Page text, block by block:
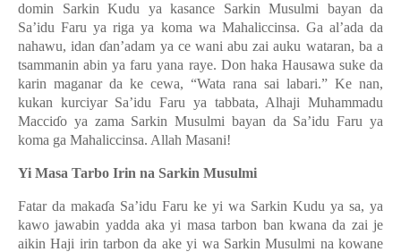
domin Sarkin Kudu ya kasance Sarkin Musulmi bayan da
Sa’idu Faru ya riga ya koma wa Mahaliccinsa. Ga al’ada da
nahawu, idanɗan’adam ya ce wani abu zai auku wataran, ba a
tsammanin abin ya faru yana raye. Don haka Hausawa suke da
karin maganar da ke cewa, “Wata rana sai labari.” Ke nan,
kukan kurciyar Sa’idu Faru ya tabbata, Alhaji Muhammadu
Macciɗo ya zama Sarkin Musulmi bayan da Sa’idu Faru ya
koma ga Mahaliccinsa. Allah Masani!
Yi Masa Tarbo Irin na Sarkin Musulmi
Fatar da makaɗa Sa’idu Faru ke yi wa Sarkin Kudu ya sa, ya
kawo jawabin yadda aka yi masa tarbon ban kwana da zai je
aikin Haji irin tarbon da ake yi wa Sarkin Musulmi na kowane